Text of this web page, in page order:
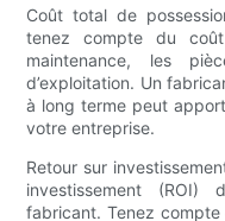
Coût total de
tenez compte du
maintenance, les
d’exploitation. Un
à long terme peut
votre entreprise.
Retour sur
investissement
fabricant. Tenez